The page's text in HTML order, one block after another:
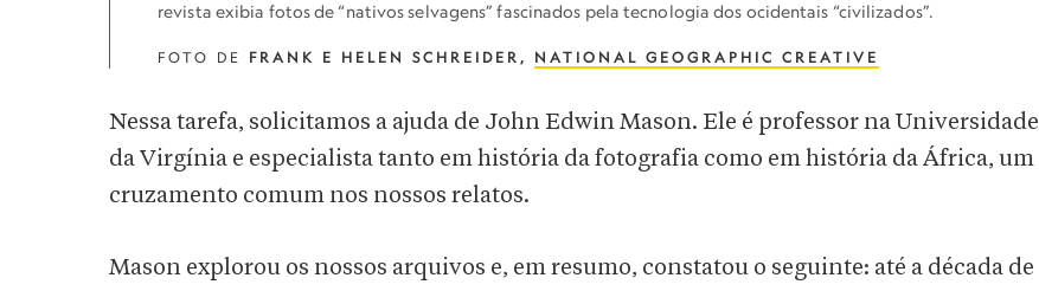
revista exibia fotos de “nativos selvagens” fascinados pela tecnologia dos ocidentais “civilizados”.
FOTO DE FRANK E HELEN SCHREIDER, NATIONAL GEOGRAPHIC CREATIVE
Nessa tarefa, solicitamos a ajuda de John Edwin Mason. Ele é professor na Universidade
da Virgínia e especialista tanto em história da fotografia como em história da África, um
cruzamento comum nos nossos relatos.
Mason explorou os nossos arquivos e, em resumo, constatou o seguinte: até a década de